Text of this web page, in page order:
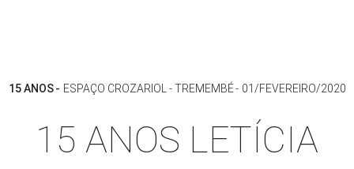
15 ANOS ESPAÇO CROZARIOL - TREMEMBÉ 01/FEVEREIRO/2020
15 ANOS LETÍCIA